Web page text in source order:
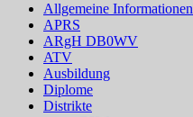
Allgemeine Informationen
APRS
ARgH DB0WV
ATV
Ausbildung
Diplome
Distrikte